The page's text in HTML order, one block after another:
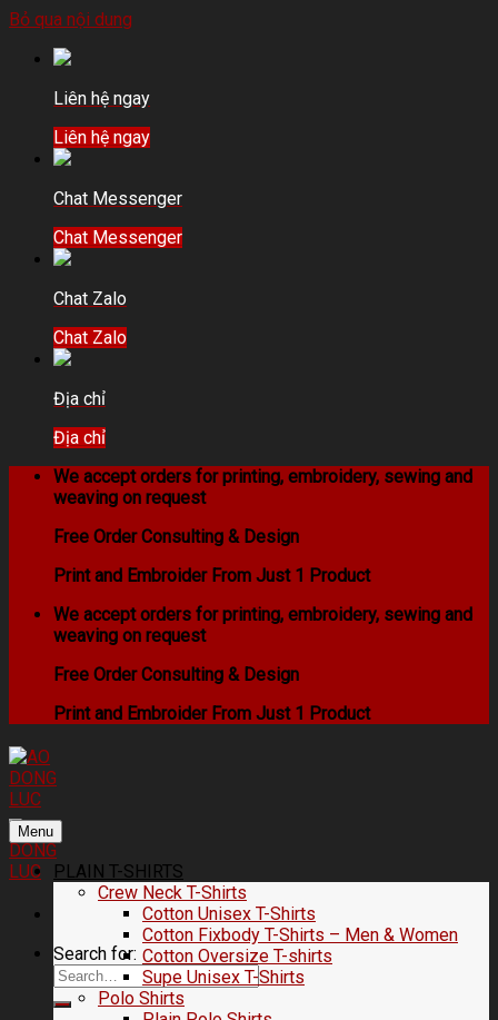
Bỏ qua nội dung
Liên hệ ngay
Liên hệ ngay
Chat Messenger
Chat Messenger
Chat Zalo
Chat Zalo
Địa chỉ
Địa chỉ
We accept orders for printing, embroidery, sewing and
weaving on request
Free Order Consulting & Design
Print and Embroider From Just 1 Product
We accept orders for printing, embroidery, sewing and
weaving on request
Free Order Consulting & Design
Print and Embroider From Just 1 Product
Search for:
Menu
PLAIN T-SHIRTS
Crew Neck T-Shirts
Cotton Unisex T-Shirts
Cotton Fixbody T-Shirts – Men & Women
Cotton Oversize T-shirts
Supe Unisex T-Shirts
Polo Shirts